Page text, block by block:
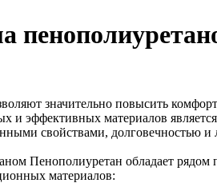
значительно повысить
эффективных материалов
свойствами, долговечностью и
Пенополиуретан обладает рядом
материалов: